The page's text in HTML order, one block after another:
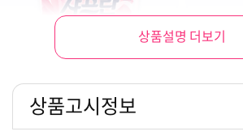
상품설명 더보기
상품고시정보